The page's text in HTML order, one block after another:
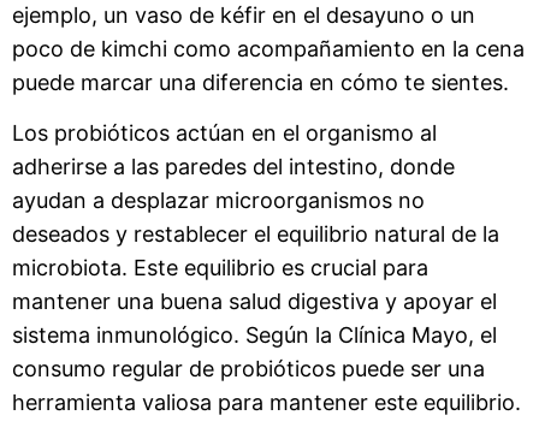
ejemplo, un vaso de kéfir en el desayuno o un
poco de kimchi como acompañamiento en la cena
puede marcar una diferencia en cómo te sientes.
Los probióticos actúan en el organismo al
adherirse a las paredes del intestino, donde
ayudan a desplazar microorganismos no
deseados y restablecer el equilibrio natural de la
microbiota. Este equilibrio es crucial para
mantener una buena salud digestiva y apoyar el
sistema inmunológico. Según la Clínica Mayo, el
consumo regular de probióticos puede ser una
herramienta valiosa para mantener este equilibrio.